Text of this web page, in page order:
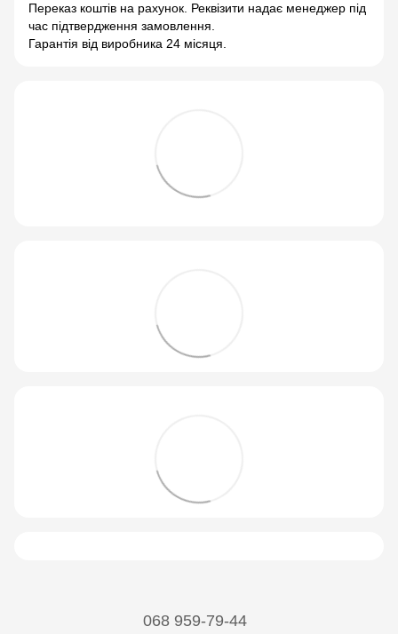
Переказ коштів на рахунок. Реквізити надає менеджер під
час підтвердження замовлення.
Гарантія від виробника 24 місяця.
068 959-79-44